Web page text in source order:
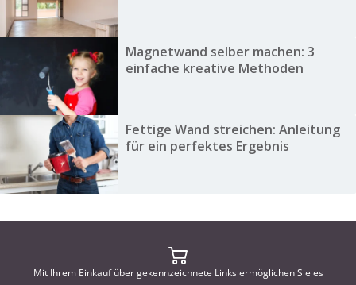
Magnetwand selber machen: 3
einfache kreative Methoden
Fettige Wand streichen: Anleitung
für ein perfektes Ergebnis
Mit Ihrem Einkauf über gekennzeichnete Links ermöglichen Sie es